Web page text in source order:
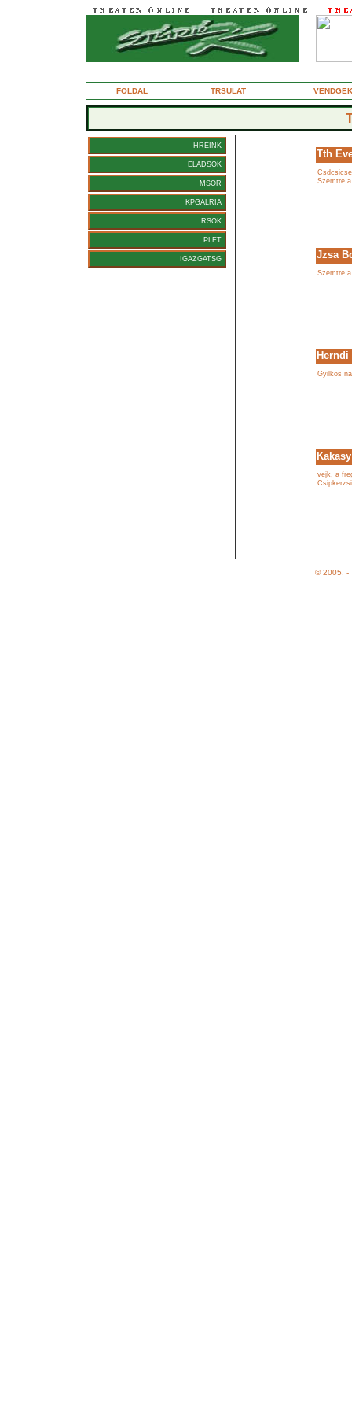
FOLDAL
TRSULAT VENDGEK
HREINK
ELADSOK
MSOR
KPGALRIA
RSOK
PLET
IGAZGATSG
Tth
Szemtre
Jzsa
Szemtre
Herndi
Gyilkos
vejk, a
© 2005. -